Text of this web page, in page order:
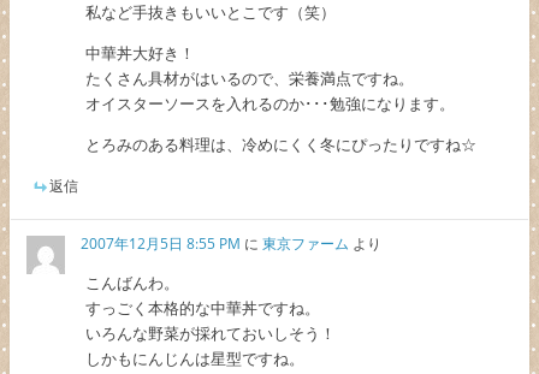
私など手抜きもいいとこです（笑）
中華丼大好き！
たくさん具材がはいるので、栄養満点ですね。
オイスターソースを入れるのか･･･勉強になります。
とろみのある料理は、冷めにくく冬にぴったりですね☆
返信
2007年12月5日 8:55 PM に東京ファーム より
こんばんわ。
すっごく本格的な中華丼ですね。
いろんな野菜が採れておいしそう！
しかもにんじんは星型ですね。